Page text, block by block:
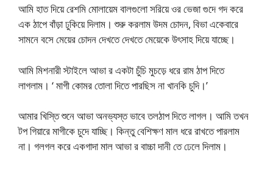
আমি হাত দিয়ে রেশমি মোলায়েম বালগুলো সরিয়ে ওর ভেজা গুদে গদ করে
এক ঠাপে বাঁড়া ঢুকিয়ে দিলাম। শুরু করলাম উদম চোদন, বিভা একেবারে
সামনে বসে মেয়ের চোদন দেখতে দেখতে মেয়েকে উৎসাহ দিয়ে যাচ্ছে।
আমি মিশনারী স্টাইলে আভা র একটা চুঁচি মুচড়ে ধরে রাম ঠাপ দিতে
লাগলাম। ‘ মাগী কোমর তোলা দিতে পারছিস না খানকি চুদি।’
আমার খিস্তি শুনে আভা অনভ্যস্ত ভাবে তলঠাপ দিতে লাগল। আমি তখন
টপ গিয়ারে মাগীকে চুদে যাচ্ছি। কিন্তু বেশিক্ষণ মাল ধরে রাখতে পারলাম
না। গলগল করে একগাদা মাল আভা র বাচ্চা দানী তে ঢেলে দিলাম।